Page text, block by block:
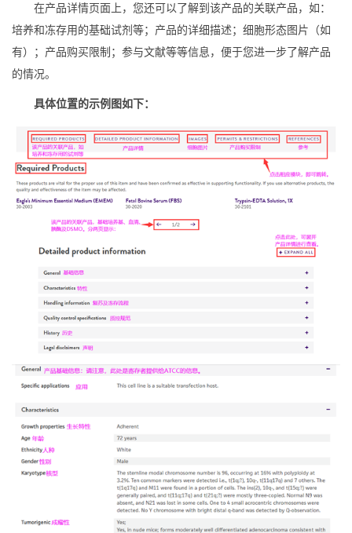
在产品详情页面上，您还可以了解到该产品的关联产品，如：
培养和冻存用的基础试剂等；产品的详细描述；细胞形态图片（如
有）；产品购买限制；参与文献等等信息，便于您进一步了解产品
的情况。
具体位置的示例图如下：